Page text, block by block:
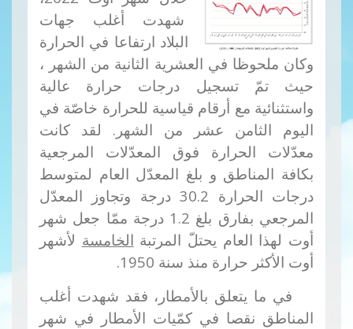
شهدت أغلب جهات
البلاد ارتفاعا في الحرارة
وكان ملحوظا في العشرية الثانية من الشهر ،
حيث تمّ تسجيل درجات حرارة عالية
واستثنائية مع أرقام قياسية للحرارة خاصّة في
اليوم الثامن عشر من الشهر. لقد كانت
معدّلات الحرارة فوق المعدّلات المرجعية
بكافة المناطق و بلغ المعدّل العام لمتوسط
درجات الحرارة 30.2 درجة وتجاوز المعدّل
المرجعي بفارق بلغ 1.2 درجة ممّا جعل شهر
أوت لهذا العام يحتلّ المرتبة الخامسة لأشهر
أوت الأكثر حرارة منذ سنة 1950.
في ما يتعلق بالأمطار، فقد شهدت أغلب
المناطق نقصا في كمّيات الأمطار في شهر